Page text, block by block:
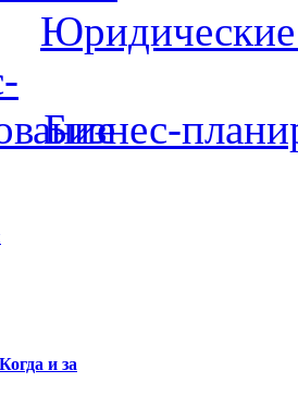
Юридические
Бизнес-
и за